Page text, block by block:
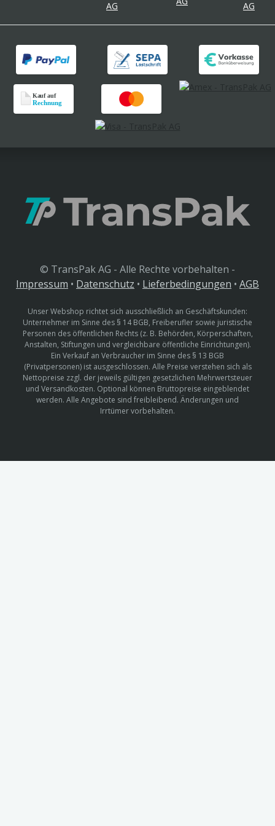
© TransPak AG - Alle Rechte vorbehalten -
Impressum • Datenschutz • Lieferbedingungen • AGB
Unser Webshop richtet sich ausschließlich an Geschäftskunden:
Unternehmer im Sinne des § 14 BGB, Freiberufler sowie juristische
Personen des öffentlichen Rechts (z. B. Behörden, Körperschaften,
Anstalten, Stiftungen und vergleichbare öffentliche Einrichtungen).
Ein Verkauf an Verbraucher im Sinne des § 13 BGB
(Privatpersonen) ist ausgeschlossen. Alle Preise verstehen sich als
Nettopreise zzgl. der jeweils gültigen gesetzlichen Mehrwertsteuer
und Versandkosten. Optional können Bruttopreise eingeblendet
werden. Alle Angebote sind freibleibend. Änderungen und
Irrtümer vorbehalten.